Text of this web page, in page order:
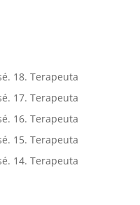
18. Terapeuta
17. Terapeuta
16. Terapeuta
15. Terapeuta
14. Terapeuta